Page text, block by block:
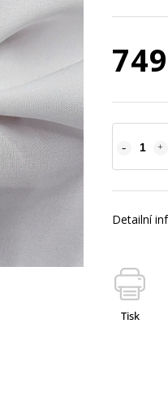
Detailní
Tisk